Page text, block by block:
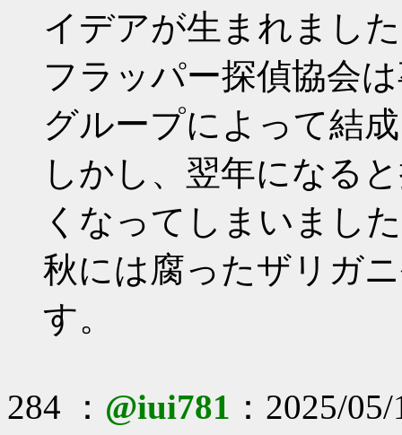
イデアが生まれまし
フラッパー探偵協会
グループによって結
しかし、翌年になる
くなってしまいまし
秋には腐ったザリガ
す。
284 ： @iui781 ：2025/